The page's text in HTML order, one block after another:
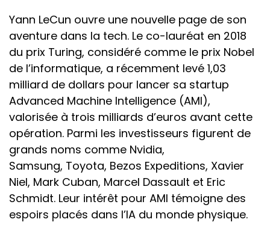
Yann LeCun ouvre une nouvelle page de son
aventure dans la tech. Le co-lauréat en 2018
du prix Turing, considéré comme le prix Nobel
de l’informatique, a récemment levé 1,03
milliard de dollars pour lancer sa startup
Advanced Machine Intelligence (AMI),
valorisée à trois milliards d’euros avant cette
opération. Parmi les investisseurs figurent de
grands noms comme Nvidia,
Samsung, Toyota, Bezos Expeditions, Xavier
Niel, Mark Cuban, Marcel Dassault et Eric
Schmidt. Leur intérêt pour AMI témoigne des
espoirs placés dans l’IA du monde physique.